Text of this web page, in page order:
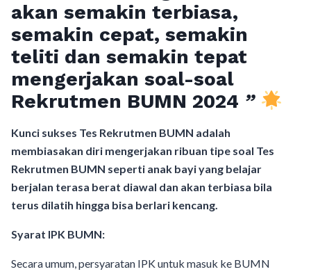
akan semakin terbiasa,
semakin cepat, semakin
teliti dan semakin tepat
mengerjakan soal-soal
Rekrutmen BUMN 2024 ”
Kunci sukses Tes Rekrutmen BUMN adalah
membiasakan diri mengerjakan ribuan tipe soal Tes
Rekrutmen BUMN seperti anak bayi yang belajar
berjalan terasa berat diawal dan akan terbiasa bila
terus dilatih hingga bisa berlari kencang.
Syarat IPK BUMN:
Secara umum, persyaratan IPK untuk masuk ke BUMN